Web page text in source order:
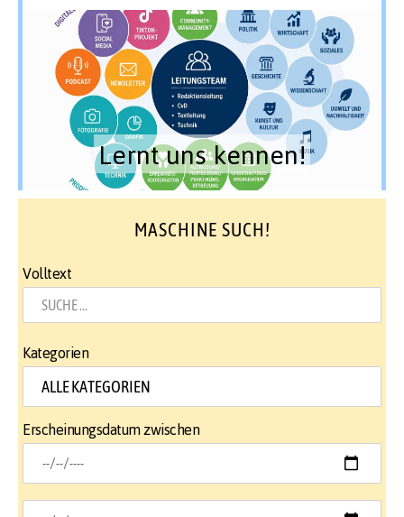
Lernt uns kennen!
MASCHINE SUCH!
Volltext
Kategorien
Erscheinungsdatum zwischen